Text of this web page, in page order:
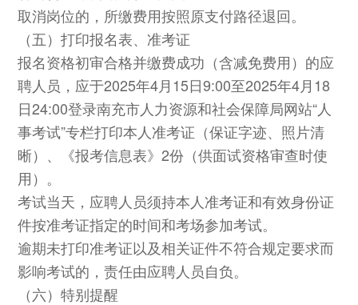
取消岗位的，所缴费用按照原支付路径退回。
（五）打印报名表、准考证
报名资格初审合格并缴费成功（含减免费用）的应
聘人员，应于2025年4月15日9:00至2025年4月18
日24:00登录南充市人力资源和社会保障局网站“人
事考试”专栏打印本人准考证（保证字迹、照片清
晰）、《报考信息表》2份（供面试资格审查时使
用）。
考试当天，应聘人员须持本人准考证和有效身份证
件按准考证指定的时间和考场参加考试。
逾期未打印准考证以及相关证件不符合规定要求而
影响考试的，责任由应聘人员自负。
（六）特别提醒